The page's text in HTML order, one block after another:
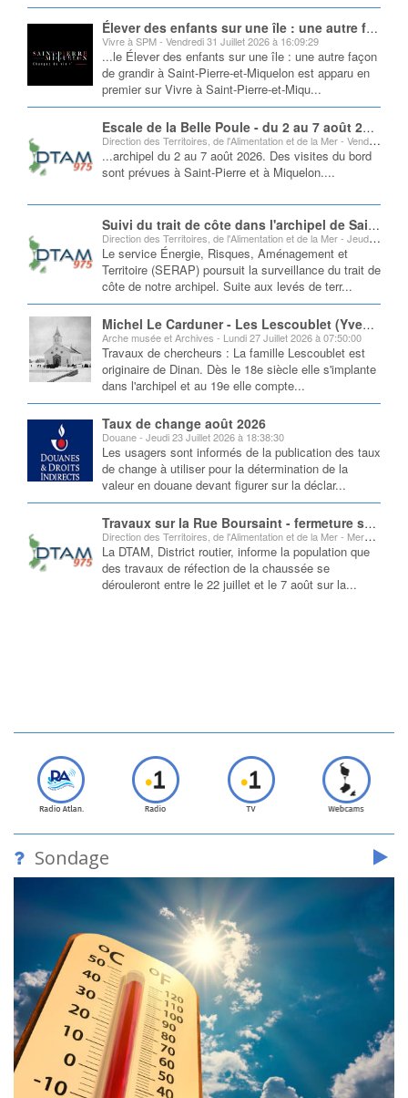
Élever des enfants sur une île : une autre façon de grandir à Saint-Pierre-et-Miquelon
Vivre à SPM - Vendredi 31 Juillet 2026 à 16:09:29
...le Élever des enfants sur une île : une autre façon
de grandir à Saint-Pierre-et-Miquelon est apparu en
premier sur Vivre à Saint-Pierre-et-Miqu...
Escale de la Belle Poule - du 2 au 7 août 2026
Direction des Territoires, de l'Alimentation et de la Mer - Vendredi 31 Juillet 2026 à 13:44:09
...archipel du 2 au 7 août 2026. Des visites du bord
sont prévues à Saint-Pierre et à Miquelon....
Suivi du trait de côte dans l'archipel de Saint-Pierre et Miquelon
Direction des Territoires, de l'Alimentation et de la Mer - Jeudi 30 Juillet 2026 à 18:26:03
Le service Énergie, Risques, Aménagement et
Territoire (SERAP) poursuit la surveillance du trait de
côte de notre archipel. Suite aux levés de terr...
Michel Le Carduner - Les Lescoublet (Yves, Mathurin)
Arche musée et Archives - Lundi 27 Juillet 2026 à 07:50:00
Travaux de chercheurs : La famille Lescoublet est
originaire de Dinan. Dès le 18e siècle elle s'implante
dans l'archipel et au 19e elle compte...
Taux de change août 2026
Douane - Jeudi 23 Juillet 2026 à 18:38:30
Les usagers sont informés de la publication des taux
de change à utiliser pour la détermination de la
valeur en douane devant figurer sur la déclar...
Travaux sur la Rue Boursaint - fermeture sur 2 tronçons
Direction des Territoires, de l'Alimentation et de la Mer - Mercredi 22 Juillet 2026 à 12:40:54
La DTAM, District routier, informe la population que
des travaux de réfection de la chaussée se
dérouleront entre le 22 juillet et le 7 août sur la...
Sondage